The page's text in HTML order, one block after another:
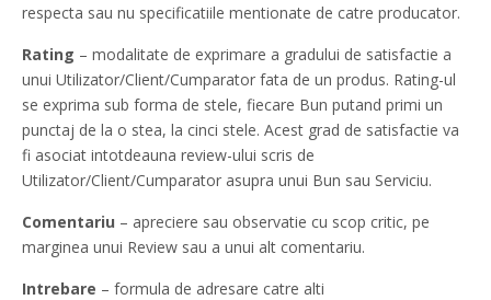
respecta sau nu specificatiile mentionate de catre producator.
Rating – modalitate de exprimare a gradului de satisfactie a
unui Utilizator/Client/Cumparator fata de un produs. Rating-ul
se exprima sub forma de stele, fiecare Bun putand primi un
punctaj de la o stea, la cinci stele. Acest grad de satisfactie va
fi asociat intotdeauna review-ului scris de
Utilizator/Client/Cumparator asupra unui Bun sau Serviciu.
Comentariu – apreciere sau observatie cu scop critic, pe
marginea unui Review sau a unui alt comentariu.
Intrebare – formula de adresare catre alti